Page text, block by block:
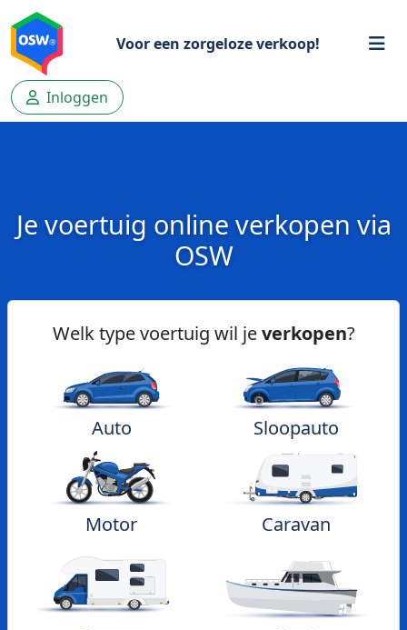
Voor een zorgeloze verkoop!
Inloggen
Je voertuig online verkopen via
OSW
Welk type voertuig wil jeverkopen?
Auto Sloopauto
Motor Caravan